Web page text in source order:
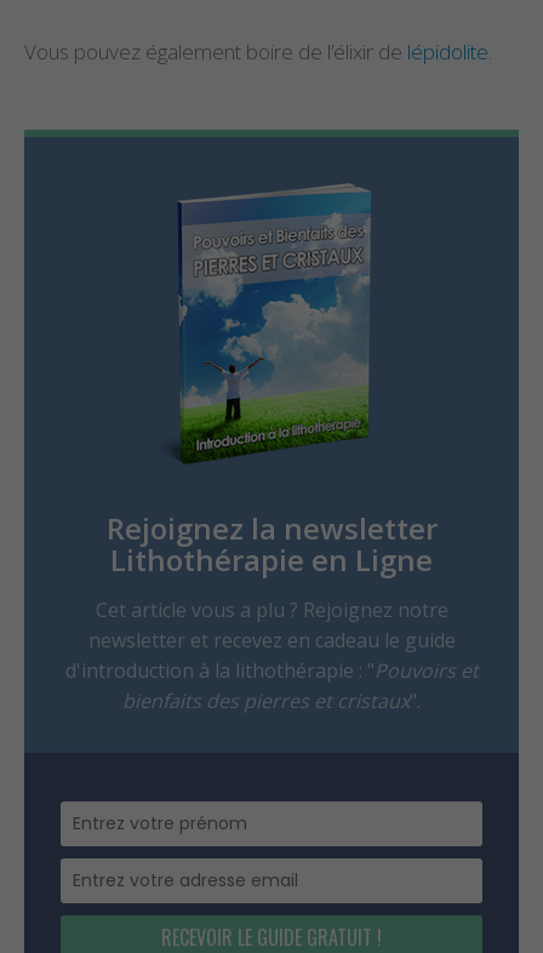
Vous pouvez également boire de l’élixir de lépidolite.
Rejoignez la newsletter
Lithothérapie en Ligne
Cet article vous a plu ? Rejoignez notre
newsletter et recevez en cadeau le guide
d'introduction à la lithothérapie : "Pouvoirs et
bienfaits des pierres et cristaux".
RECEVOIR LE GUIDE GRATUIT !